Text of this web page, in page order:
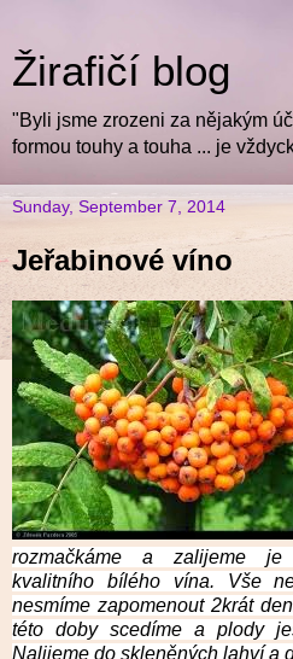
Žirafičí blog
"Byli jsme zrozeni za nějakým
formou touhy a touha ... je
Sunday, September 7, 2014
Jeřabinové víno
rozmačkáme a zalijeme je
kvalitního bílého vína. Vše
nesmíme zapomenout 2krát
této doby scedíme a plody
Nalijeme do skleněných lahví a